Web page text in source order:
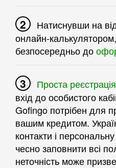
Натиснувши на
онлайн-
безпосередньо до
Проста реєстрація
вхід до особистого
Gofingo потрібен для
вашим кредитом.
контакти і
чесно заповнити всі
неточність може